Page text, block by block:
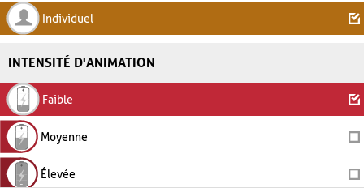
Individuel
INTENSITÉ D'ANIMATION
Faible
Moyenne
Élevée